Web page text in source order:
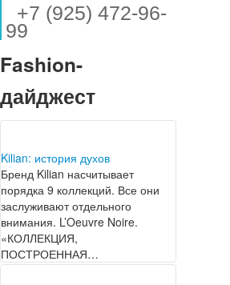
+7 (925) 472-96-
99
Fashion-
дайджест
Kilian: история духов
Бренд Kilian насчитывает
порядка 9 коллекций. Все они
заслуживают отдельного
внимания. L’Oeuvre Noire.
«КОЛЛЕКЦИЯ,
ПОСТРОЕННАЯ…